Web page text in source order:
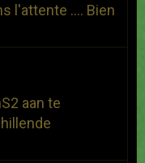
l'attente .... Bien
aan te